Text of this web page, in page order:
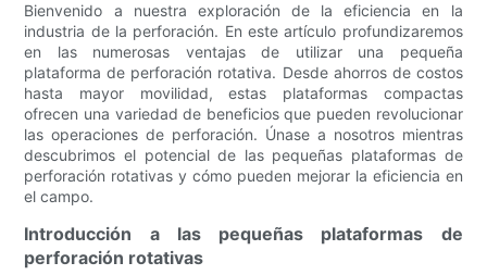
Bienvenido a nuestra exploración de la eficiencia en la
industria de la perforación. En este artículo profundizaremos
en las numerosas ventajas de utilizar una pequeña
plataforma de perforación rotativa. Desde ahorros de costos
hasta mayor movilidad, estas plataformas compactas
ofrecen una variedad de beneficios que pueden revolucionar
las operaciones de perforación. Únase a nosotros mientras
descubrimos el potencial de las pequeñas plataformas de
perforación rotativas y cómo pueden mejorar la eficiencia en
el campo.
Introducción a las pequeñas plataformas de
perforación rotativas